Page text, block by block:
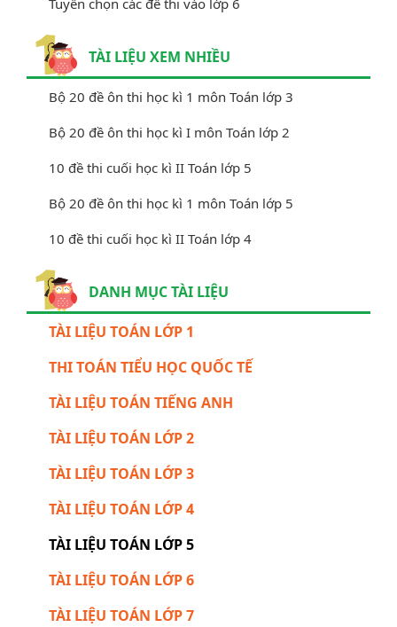
TÀI LIỆU XEM NHIỀU
Bộ 20 đề ôn thi học kì 1 môn Toán lớp 3
Bộ 20 đề ôn thi học kì I môn Toán lớp 2
10 đề thi cuối học kì II Toán lớp 5
Bộ 20 đề ôn thi học kì 1 môn Toán lớp 5
10 đề thi cuối học kì II Toán lớp 4
DANH MỤC TÀI LIỆU
TÀI LIỆU TOÁN LỚP 1
THI TOÁN TIỂU HỌC QUỐC TẾ
TÀI LIỆU TOÁN TIẾNG ANH
TÀI LIỆU TOÁN LỚP 2
TÀI LIỆU TOÁN LỚP 3
TÀI LIỆU TOÁN LỚP 4
TÀI LIỆU TOÁN LỚP 5
TÀI LIỆU TOÁN LỚP 6
TÀI LIỆU TOÁN LỚP 7